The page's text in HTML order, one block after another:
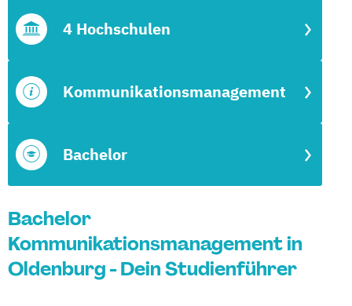
Bachelor
Kommunikationsmanagement
4 Hochschulen
Bachelor
Kommunikationsmanagement in
Oldenburg - Dein Studienführer